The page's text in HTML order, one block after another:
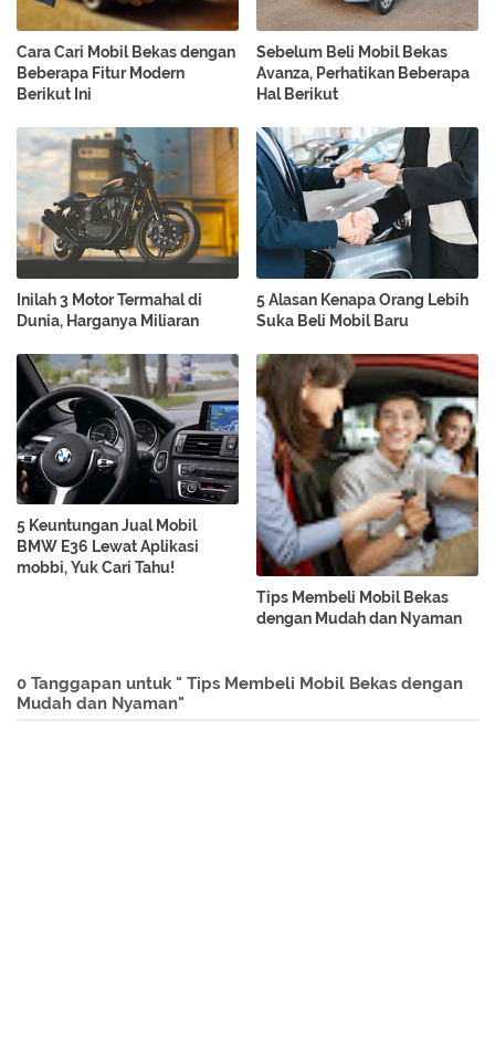
Cara Cari Mobil Bekas dengan
Beberapa Fitur Modern
Berikut Ini
Sebelum Beli Mobil Bekas
Avanza, Perhatikan Beberapa
Hal Berikut
Inilah 3 Motor Termahal di
Dunia, Harganya Miliaran
5 Alasan Kenapa Orang Lebih
Suka Beli Mobil Baru
5 Keuntungan Jual Mobil
BMW E36 Lewat Aplikasi
mobbi, Yuk Cari Tahu!
Tips Membeli Mobil Bekas
dengan Mudah dan Nyaman
0 Tanggapan untuk " Tips Membeli Mobil Bekas dengan
Mudah dan Nyaman"